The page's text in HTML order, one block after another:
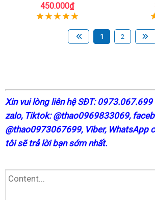
450.000₫
1 2
Xin vui lòng liên hệ SĐT:
zalo, Tiktok: @thao0969833069,
@thao0973067699, Viber, WhatsApp
tôi sẽ trả lời bạn sớm nhất.